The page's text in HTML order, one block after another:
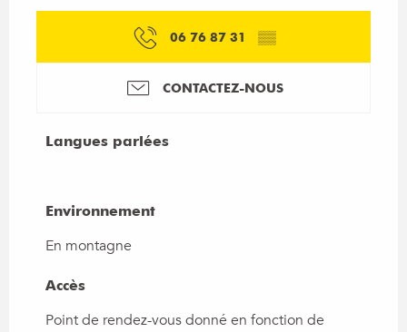
06 76 87 31 ▒▒
CONTACTEZ-NOUS
Langues parlées
Langues parlées
Environnement
Environnement
En montagne
Accès
Accès
Point de rendez-vous donné en fonction de